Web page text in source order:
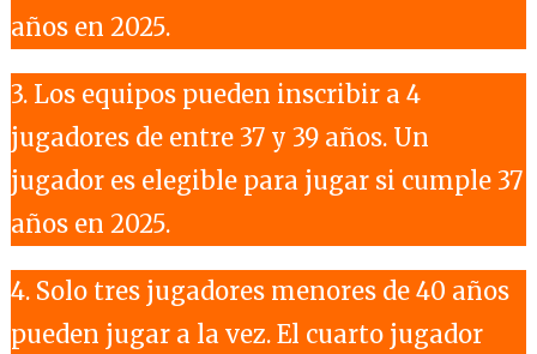
años en 2025.
3. Los equipos pueden inscribir a 4
jugadores de entre 37 y 39 años. Un
jugador es elegible para jugar si cumple 37
años en 2025.
4. Solo tres jugadores menores de 40 años
pueden jugar a la vez. El cuarto jugador